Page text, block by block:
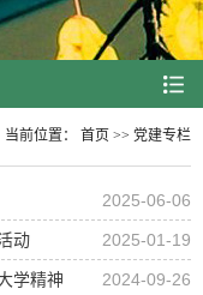
当前位置： 首页 >> 党建专栏
2025-06-06
动 2025-01-19
学精神 2024-09-26